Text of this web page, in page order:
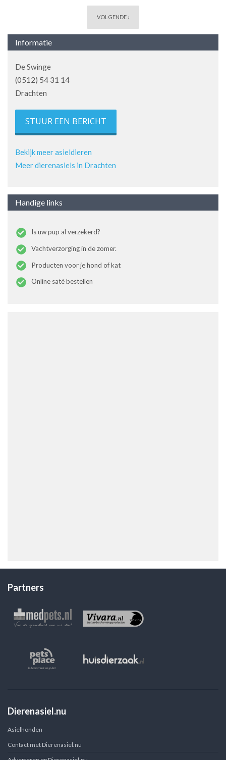
VOLGENDE ›
Informatie
De Swinge
(0512) 54 31 14
Drachten
STUUR EEN BERICHT
Bekijk meer asieldieren
Meer dierenasiels in Drachten
Handige links
Is uw pup al verzekerd?
Vachtverzorging in de zomer.
Producten voor je hond of kat
Online saté bestellen
Partners
Dierenasiel.nu
Asielhonden
Contact met Dierenasiel.nu